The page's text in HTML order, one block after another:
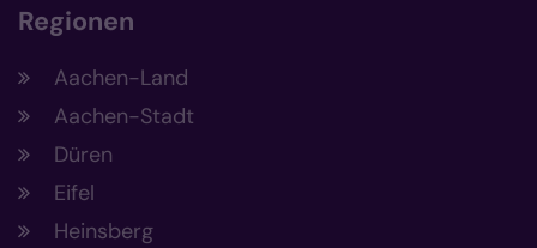
Regionen
Aachen-Land
Aachen-Stadt
Düren
Eifel
Heinsberg